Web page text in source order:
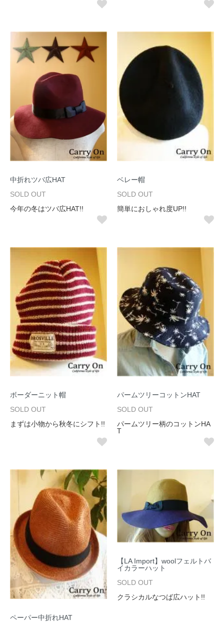
中折れツバ広HAT
SOLD OUT
今年の冬はツバ広HAT!!
ベレー帽
SOLD OUT
簡単におしゃれ度UP!!
ボーダーニット帽
SOLD OUT
まずは小物から秋冬にシフト!!
パームツリーコットンHAT
SOLD OUT
パームツリー柄のコットンHA
T
ペーパー中折れHAT
【LA Import】woolフェルトバ
イカラーハット
SOLD OUT
クラシカルなつば広ハット!!